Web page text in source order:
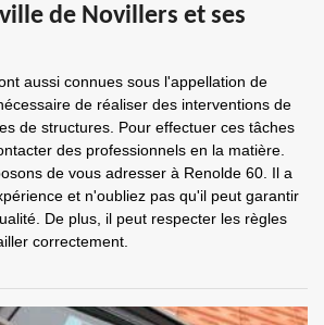
de Novillers et ses
aussi connues sous l'appellation de
de réaliser des interventions de
de structures. Pour effectuer ces tâches
des professionnels en la matière.
de vous adresser à Renolde 60. Il a
et n'oubliez pas qu'il peut garantir
De plus, il peut respecter les règles
correctement.